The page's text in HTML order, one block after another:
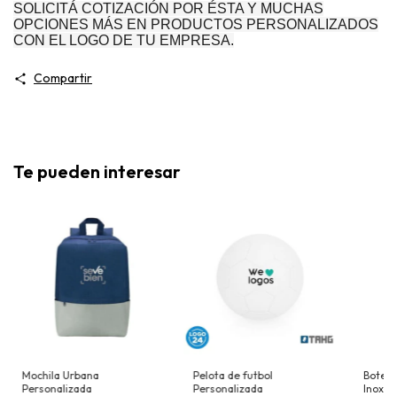
SOLICITÁ COTIZACIÓN POR ÉSTA Y MUCHAS
OPCIONES MÁS EN PRODUCTOS PERSONALIZADOS
CON EL LOGO DE TU EMPRESA.
Compartir
Te pueden interesar
Mochila Urbana
Personalizada
Pelota de futbol
Personalizada